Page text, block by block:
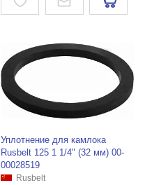
Уплотнение для камлока
Rusbelt 125 1 1/4" (32 мм) 00-
00028519
Rusbelt